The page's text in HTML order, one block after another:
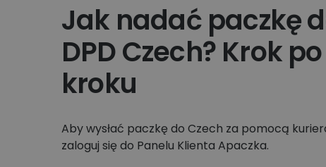
Jak nadać paczkę
DPD Czech? Krok po
kroku
Aby wysłać paczkę do Czech za pomocą
zaloguj się do Panelu Klienta Apaczka.